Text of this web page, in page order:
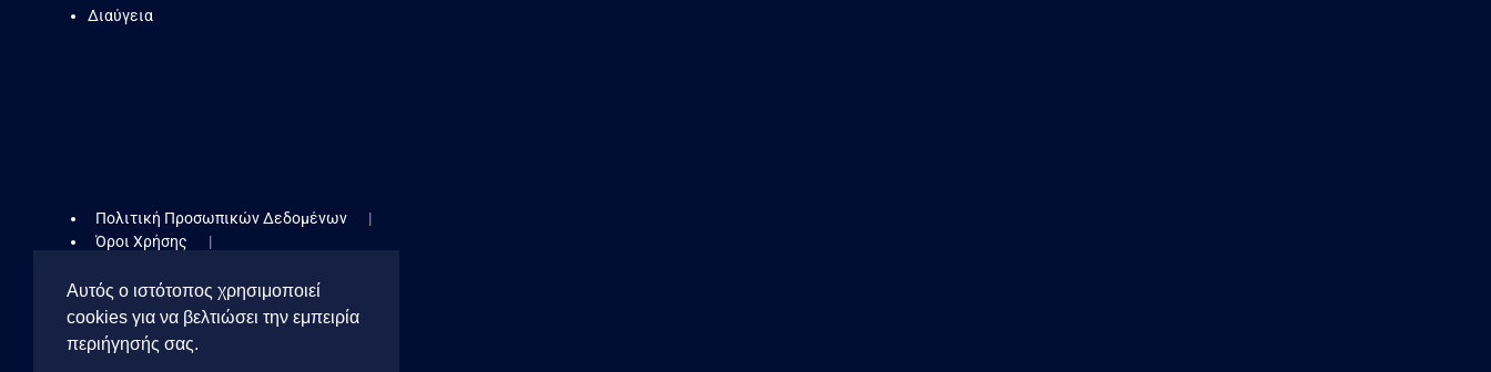
Διαύγεια
Πολιτική Προσωπικών Δεδομένων
Όροι Χρήσης
Πολιτική Cookies
Cookies Toolbar
Αυτός ο ιστότοπος χρησιμοποιεί
cookies για να βελτιώσει την εμπειρία
περιήγησής σας.